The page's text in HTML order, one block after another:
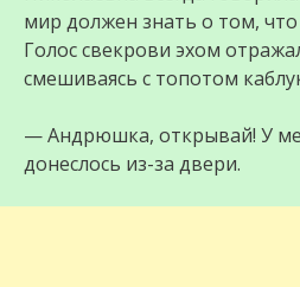
мир должен знать о том,
Голос свекрови эхом
смешиваясь с топотом
— Андрюшка, открывай! У
донеслось из-за двери.